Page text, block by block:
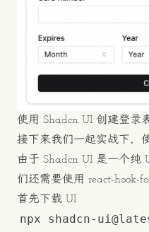
使用 Shadcn UI 创建登录
接下来我们一起实战下，
由于 Shadcn UI 是一个纯
们还需要使用 react-hook-
首先下载 UI
npx shadcn-